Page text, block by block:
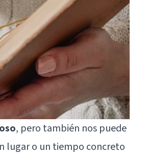
, pero también nos puede
lugar o un tiempo concreto